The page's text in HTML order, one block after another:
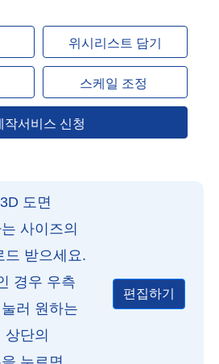
위시리스트 담기
스케일 조정
작서비스 신청
3D 도면
사이즈의
드 받으세요.
경우 우측
러 원하는
단의
편집하기